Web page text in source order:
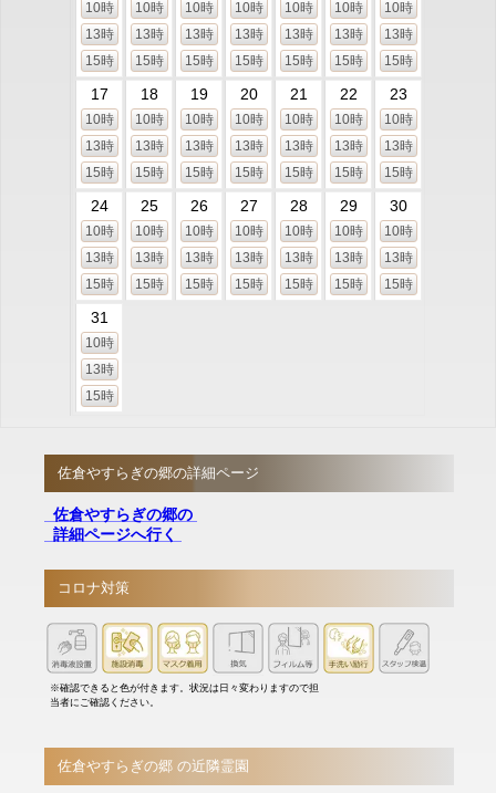
10時
13時
15時
10時
13時
15時
10時
13時
15時
10時
13時
15時
10時
13時
15時
10時
13時
15時
10時
13時
15時
17
10時
13時
15時
18
10時
13時
15時
19
10時
13時
15時
20
10時
13時
15時
21
10時
13時
15時
22
10時
13時
15時
23
10時
13時
15時
24
10時
13時
15時
25
10時
13時
15時
26
10時
13時
15時
27
10時
13時
15時
28
10時
13時
15時
29
10時
13時
15時
30
10時
13時
15時
31
10時
13時
15時
佐倉やすらぎの郷の詳細ページ
佐倉やすらぎの郷の
詳細ページへ行く
コロナ対策
※確認できると色が付きます。状況は日々変わりますので担
当者にご確認ください。
佐倉やすらぎの郷 の近隣霊園